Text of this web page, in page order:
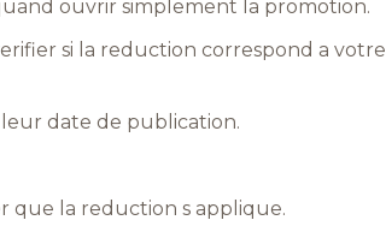
ouvrir simplement la promotion.
si la reduction correspond a votre
leur date de publication.
que la reduction s applique.